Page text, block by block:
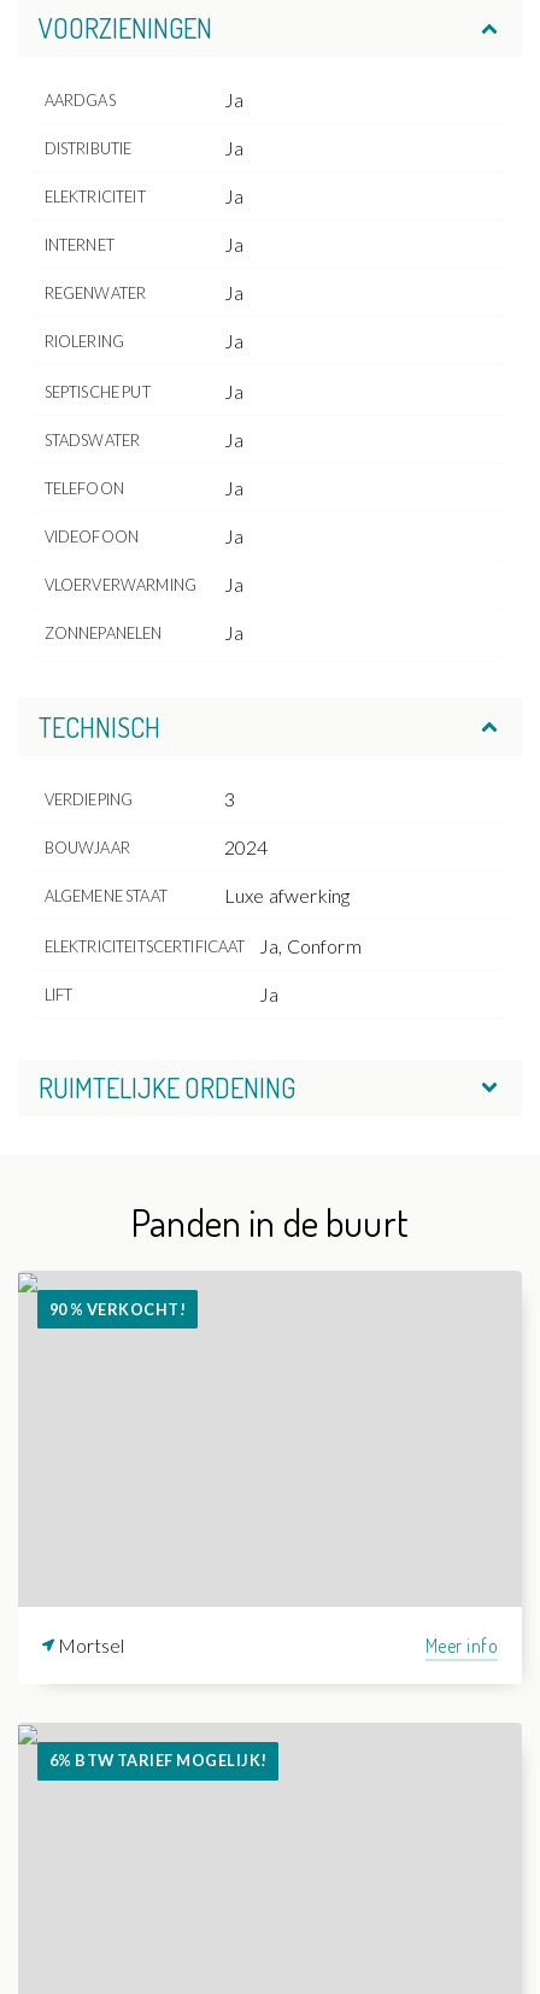
VOORZIENINGEN
AARDGAS Ja
DISTRIBUTIE Ja
ELEKTRICITEIT Ja
INTERNET Ja
REGENWATER Ja
RIOLERING Ja
SEPTISCHE PUT Ja
STADSWATER Ja
TELEFOON Ja
VIDEOFOON Ja
VLOERVERWARMING Ja
ZONNEPANELEN Ja
TECHNISCH
VERDIEPING 3
BOUWJAAR 2024
ALGEMENE STAAT Luxe afwerking
ELEKTRICITEITSCERTIFICAAT Ja, Conform
LIFT Ja
RUIMTELIJKE ORDENING
Panden in de buurt
90 % VERKOCHT!
Mortsel Meer info
6% BTW TARIEF MOGELIJK!